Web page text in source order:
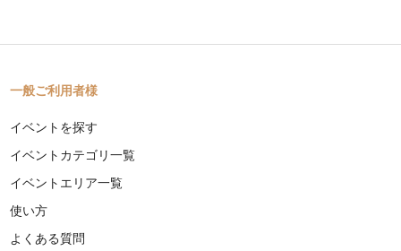
一般ご利用者様
イベントを探す
イベントカテゴリ一覧
イベントエリア一覧
使い方
よくある質問